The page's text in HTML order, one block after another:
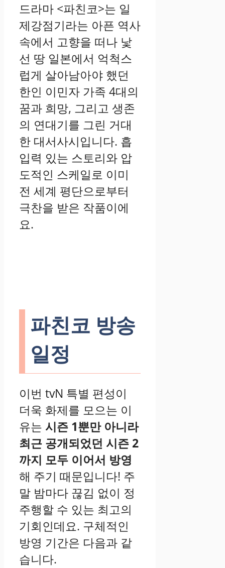
드라마 <파친코>는 일
제강점기라는 아픈 역사
속에서 고향을 떠나 낯
선 땅 일본에서 억척스
럽게 살아남아야 했던
한인 이민자 가족 4대의
꿈과 희망, 그리고 생존
의 연대기를 그린 거대
한 대서사시입니다. 흡
입력 있는 스토리와 압
도적인 스케일로 이미
전 세계 평단으로부터
극찬을 받은 작품이에
요.
파친코 방송
일정
이번 tvN 특별 편성이
더욱 화제를 모으는 이
유는 시즌 1뿐만 아니라
최근 공개되었던 시즌 2
까지 모두 이어서 방영
해 주기 때문입니다! 주
말 밤마다 끊김 없이 정
주행할 수 있는 최고의
기회인데요. 구체적인
방영 기간은 다음과 같
습니다.